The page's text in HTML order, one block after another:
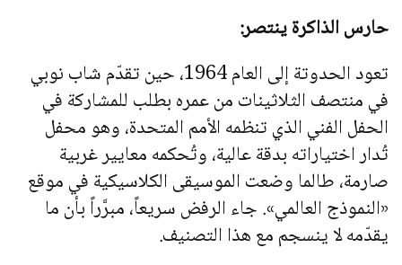
حارس الذاكرة ينتصر:
تعود الحدوتة إلى العام 1964، حين تقدّم شاب نوبي
في منتصف الثلاثينات من عمره بطلب للمشاركة في
الحفل الفني الذي تنظمه الأمم المتحدة، وهو محفل
تُدار اختياراته بدقة عالية، وتُحكمه معايير غربية
صارمة، طالما وضعت الموسيقى الكلاسيكية في موقع
«النموذج العالمي». جاء الرفض سريعاً، مبرَّراً بأن ما
يقدّمه لا ينسجم مع هذا التصنيف.